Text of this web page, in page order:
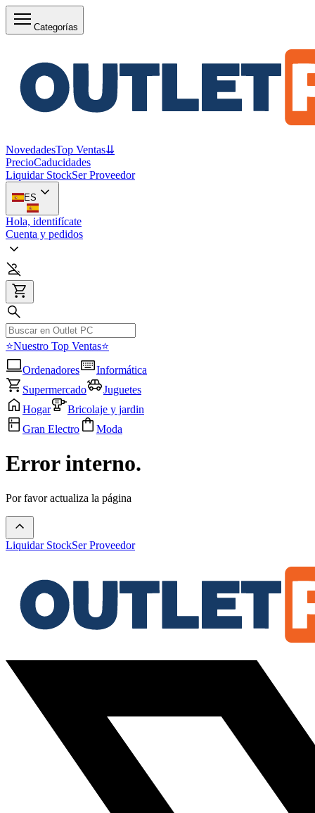
Categorías
NovedadesTop Ventas⇊
PrecioCaducidades
Liquidar StockSer Proveedor
ES
Hola, identifícate
Cuenta y pedidos
⭐Nuestro Top Ventas⭐
Ordenadores
Informática
Supermercado
Juguetes
Hogar
Bricolaje y jardin
Gran Electro
Moda
Error interno.
Por favor actualiza la página
Liquidar StockSer Proveedor